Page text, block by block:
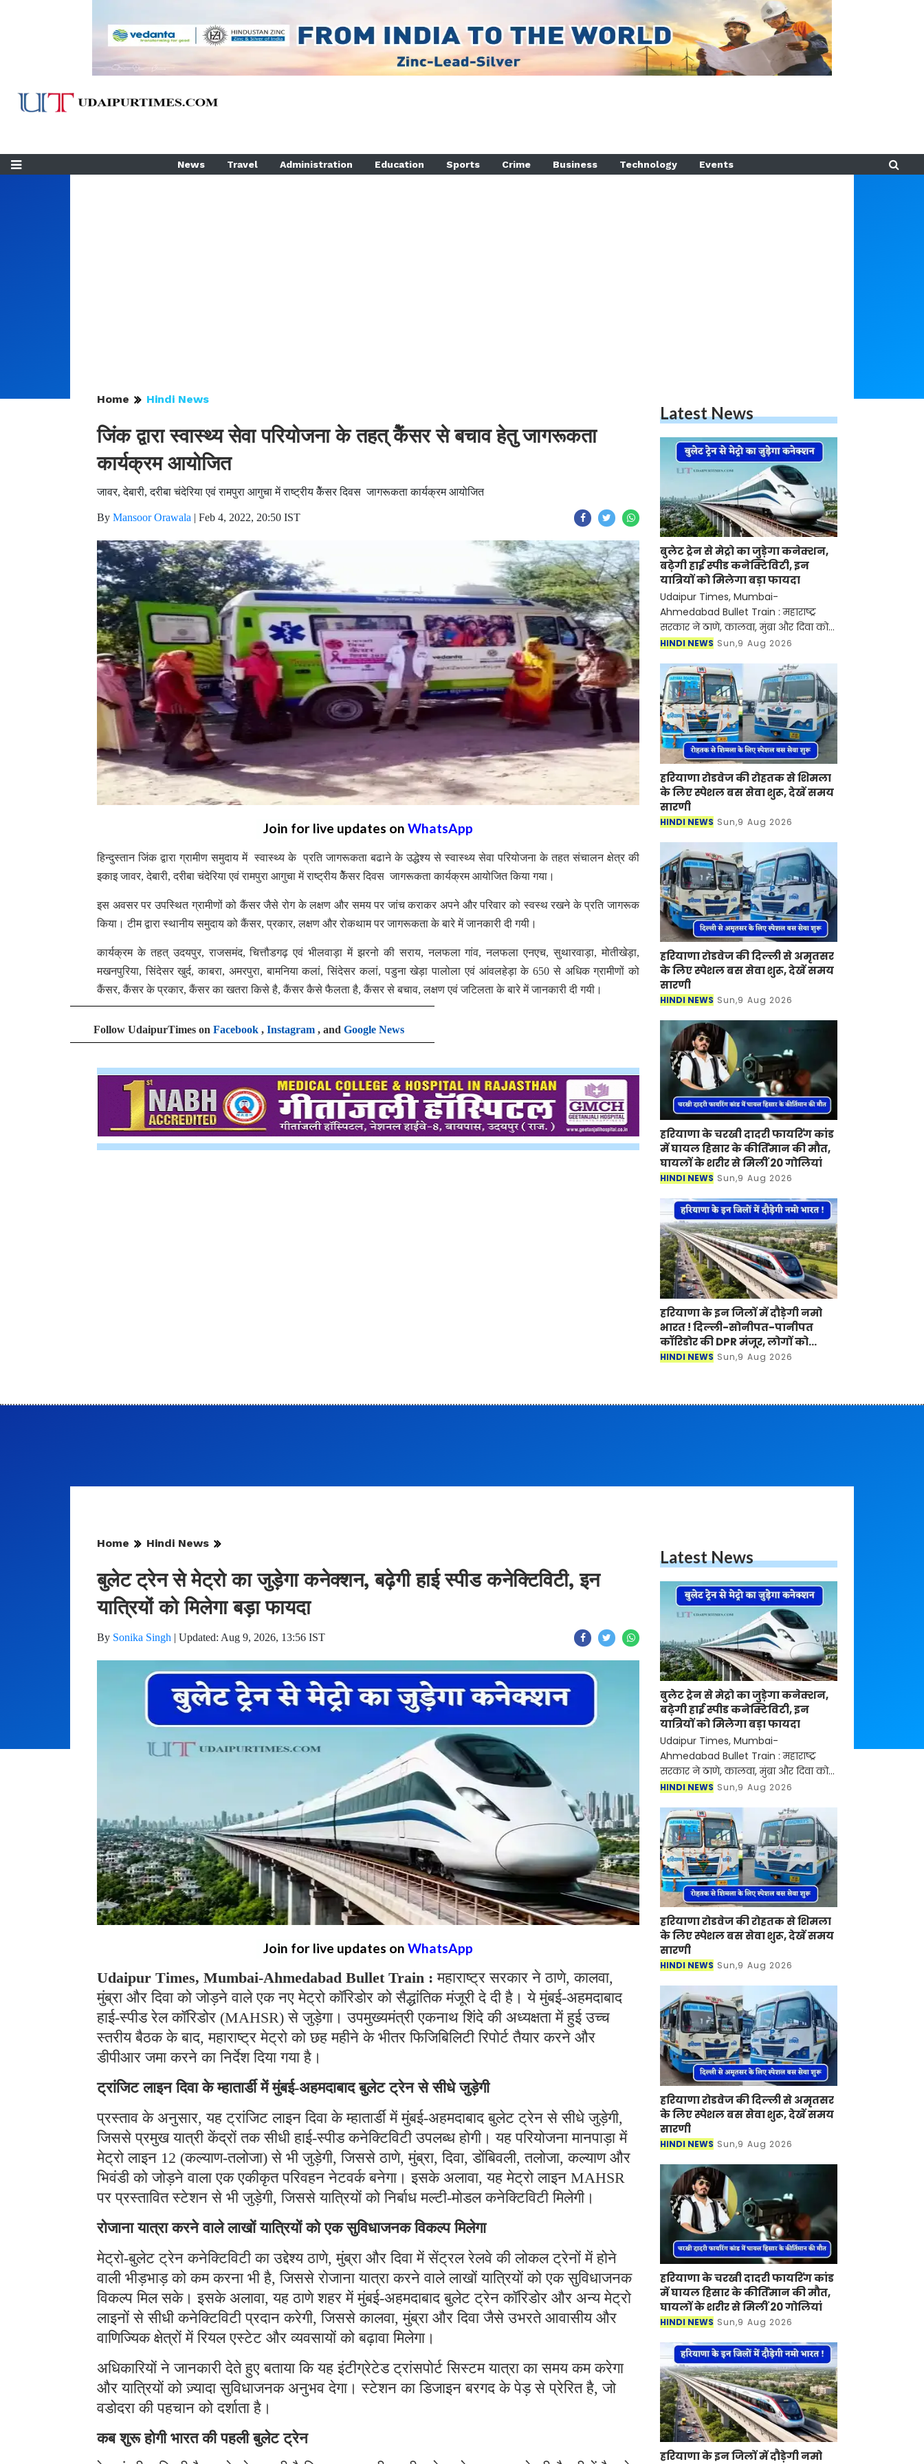
News Travel Administration Education Sports Crime Business Technology Events
Home Hindi News
जिंक द्वारा स्वास्थ्य सेवा परियोजना के तहत् केैंसर से बचाव हेतु जागरूकता
कार्यक्रम आयोजित
जावर, देबारी, दरीबा चंदेरिया एवं रामपुरा आगुचा में राष्ट्रीय केैंसर दिवस जागरूकता कार्यक्रम आयोजित
By Mansoor Orawala | Feb 4, 2022, 20:50 IST
Join for live updates on WhatsApp
हिन्दुस्तान जिंक द्वारा ग्रामीण समुदाय में स्वास्थ्य के प्रति जागरूकता बढाने के उद्धेश्य से स्वास्थ्य सेवा परियोजना के तहत संचालन क्षेत्र की
इकाइ जावर, देबारी, दरीबा चंदेरिया एवं रामपुरा आगुचा में राष्ट्रीय केैंसर दिवस जागरूकता कार्यक्रम आयोजित किया गया।
इस अवसर पर उपस्थित ग्रामीणों को कैंसर जैसे रोग के लक्षण और समय पर जांच कराकर अपने और परिवार को स्वस्थ रखने के प्रति जागरूक
किया। टीम द्वारा स्थानीय समुदाय को कैंसर, प्रकार, लक्षण और रोकथाम पर जागरूकता के बारे में जानकारी दी गयी।
कार्यक्रम के तहत् उदयपुर, राजसमंद, चित्तौडगढ़ एवं भीलवाड़ा में झरनो की सराय, नलफला गांव, नलफला एनएच, सुथारवाड़ा, मोतीखेड़ा,
मखनपुरिया, सिंदेसर खुर्द, काबरा, अमरपुरा, बामनिया कलां, सिंदेसर कलां, पडुना खेड़ा पालोला एवं आंवलहेड़ा के 650 से अधिक ग्रामीणों को
कैंसर, कैंसर के प्रकार, कैंसर का खतरा किसे है, कैंसर कैसे फैलता है, कैंसर से बचाव, लक्षण एवं जटिलता के बारे में जानकारी दी गयी।
Follow UdaipurTimes on Facebook , Instagram , and Google News
Latest News
बुलेट ट्रेन से मेट्रो का जुड़ेगा कनेक्शन,
बढ़ेगी हाई स्पीड कनेक्टिविटी, इन
यात्रियों को मिलेगा बड़ा फायदा
Udaipur Times, Mumbai-
Ahmedabad Bullet Train : महाराष्ट्र
सरकार ने ठाणे, कालवा, मुंब्रा और दिवा को
जोड़ने वाले एक नए मेट्रो कॉरिडोर को
हाई-स्पीड रेल कॉरि
HINDI NEWS Sun,9 Aug 2026
हरियाणा रोडवेज की रोहतक से शिमला
के लिए स्पेशल बस सेवा शुरू, देखें समय
सारणी
HINDI NEWS Sun,9 Aug 2026
हरियाणा रोडवेज की दिल्ली से अमृतसर
के लिए स्पेशल बस सेवा शुरू, देखें समय
सारणी
HINDI NEWS Sun,9 Aug 2026
हरियाणा के चरखी दादरी फायरिंग कांड
में घायल हिसार के कीर्तिमान की मौत,
घायलों के शरीर से मिलीं 20 गोलियां
HINDI NEWS Sun,9 Aug 2026
हरियाणा के इन जिलों में दौड़ेगी नमो
भारत ! दिल्ली-सोनीपत-पानीपत
कॉरिडोर की DPR मंजूर, लोगों को
मिलेगा बड़ा फायदा
HINDI NEWS Sun,9 Aug 2026
Home Hindi News
बुलेट ट्रेन से मेट्रो का जुड़ेगा कनेक्शन, बढ़ेगी हाई स्पीड कनेक्टिविटी, इन
यात्रियों को मिलेगा बड़ा फायदा
By Sonika Singh | Updated: Aug 9, 2026, 13:56 IST
Join for live updates on WhatsApp
Udaipur Times, Mumbai-Ahmedabad Bullet Train : महाराष्ट्र सरकार ने ठाणे, कालवा,
मुंब्रा और दिवा को जोड़ने वाले एक नए मेट्रो कॉरिडोर को सैद्धांतिक मंजूरी दे दी है। ये मुंबई-अहमदाबाद
हाई-स्पीड रेल कॉरिडोर (MAHSR) से जुड़ेगा। उपमुख्यमंत्री एकनाथ शिंदे की अध्यक्षता में हुई उच्च
स्तरीय बैठक के बाद, महाराष्ट्र मेट्रो को छह महीने के भीतर फिजिबिलिटी रिपोर्ट तैयार करने और
डीपीआर जमा करने का निर्देश दिया गया है।
ट्रांजिट लाइन दिवा के म्हातार्डी में मुंबई-अहमदाबाद बुलेट ट्रेन से सीधे जुड़ेगी
प्रस्ताव के अनुसार, यह ट्रांजिट लाइन दिवा के म्हातार्डी में मुंबई-अहमदाबाद बुलेट ट्रेन से सीधे जुड़ेगी,
जिससे प्रमुख यात्री केंद्रों तक सीधी हाई-स्पीड कनेक्टिविटी उपलब्ध होगी। यह परियोजना मानपाड़ा में
मेट्रो लाइन 12 (कल्याण-तलोजा) से भी जुड़ेगी, जिससे ठाणे, मुंब्रा, दिवा, डोंबिवली, तलोजा, कल्याण और
भिवंडी को जोड़ने वाला एक एकीकृत परिवहन नेटवर्क बनेगा। इसके अलावा, यह मेट्रो लाइन MAHSR
पर प्रस्तावित स्टेशन से भी जुड़ेगी, जिससे यात्रियों को निर्बाध मल्टी-मोडल कनेक्टिविटी मिलेगी।
रोजाना यात्रा करने वाले लाखों यात्रियों को एक सुविधाजनक विकल्प मिलेगा
मेट्रो-बुलेट ट्रेन कनेक्टिविटी का उद्देश्य ठाणे, मुंब्रा और दिवा में सेंट्रल रेलवे की लोकल ट्रेनों में होने
वाली भीड़भाड़ को कम करना भी है, जिससे रोजाना यात्रा करने वाले लाखों यात्रियों को एक सुविधाजनक
विकल्प मिल सके। इसके अलावा, यह ठाणे शहर में मुंबई-अहमदाबाद बुलेट ट्रेन कॉरिडोर और अन्य मेट्रो
लाइनों से सीधी कनेक्टिविटी प्रदान करेगी, जिससे कालवा, मुंब्रा और दिवा जैसे उभरते आवासीय और
वाणिज्यिक क्षेत्रों में रियल एस्टेट और व्यवसायों को बढ़ावा मिलेगा।
अधिकारियों ने जानकारी देते हुए बताया कि यह इंटीग्रेटेड ट्रांसपोर्ट सिस्टम यात्रा का समय कम करेगा
और यात्रियों को ज़्यादा सुविधाजनक अनुभव देगा। स्टेशन का डिजाइन बरगद के पेड़ से प्रेरित है, जो
वडोदरा की पहचान को दर्शाता है।
कब शुरू होगी भारत की पहली बुलेट ट्रेन
Latest News
बुलेट ट्रेन से मेट्रो का जुड़ेगा कनेक्शन,
बढ़ेगी हाई स्पीड कनेक्टिविटी, इन
यात्रियों को मिलेगा बड़ा फायदा
Udaipur Times, Mumbai-
Ahmedabad Bullet Train : महाराष्ट्र
सरकार ने ठाणे, कालवा, मुंब्रा और दिवा को
जोड़ने वाले एक नए मेट्रो कॉरिडोर को
हाई-स्पीड रेल कॉरि
HINDI NEWS Sun,9 Aug 2026
हरियाणा रोडवेज की रोहतक से शिमला
के लिए स्पेशल बस सेवा शुरू, देखें समय
सारणी
HINDI NEWS Sun,9 Aug 2026
हरियाणा रोडवेज की दिल्ली से अमृतसर
के लिए स्पेशल बस सेवा शुरू, देखें समय
सारणी
HINDI NEWS Sun,9 Aug 2026
हरियाणा के चरखी दादरी फायरिंग कांड
में घायल हिसार के कीर्तिमान की मौत,
घायलों के शरीर से मिलीं 20 गोलियां
HINDI NEWS Sun,9 Aug 2026
हरियाणा के इन जिलों में दौड़ेगी नमो